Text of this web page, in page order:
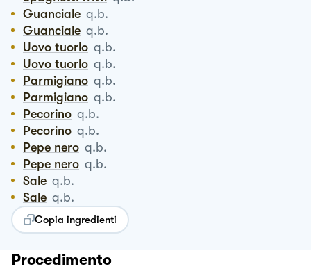
Guanciale q.b.
Guanciale q.b.
Uovo tuorlo q.b.
Uovo tuorlo q.b.
Parmigiano q.b.
Parmigiano q.b.
Pecorino q.b.
Pecorino q.b.
Pepe nero q.b.
Pepe nero q.b.
Sale q.b.
Sale q.b.
Copia ingredienti
Procedimento